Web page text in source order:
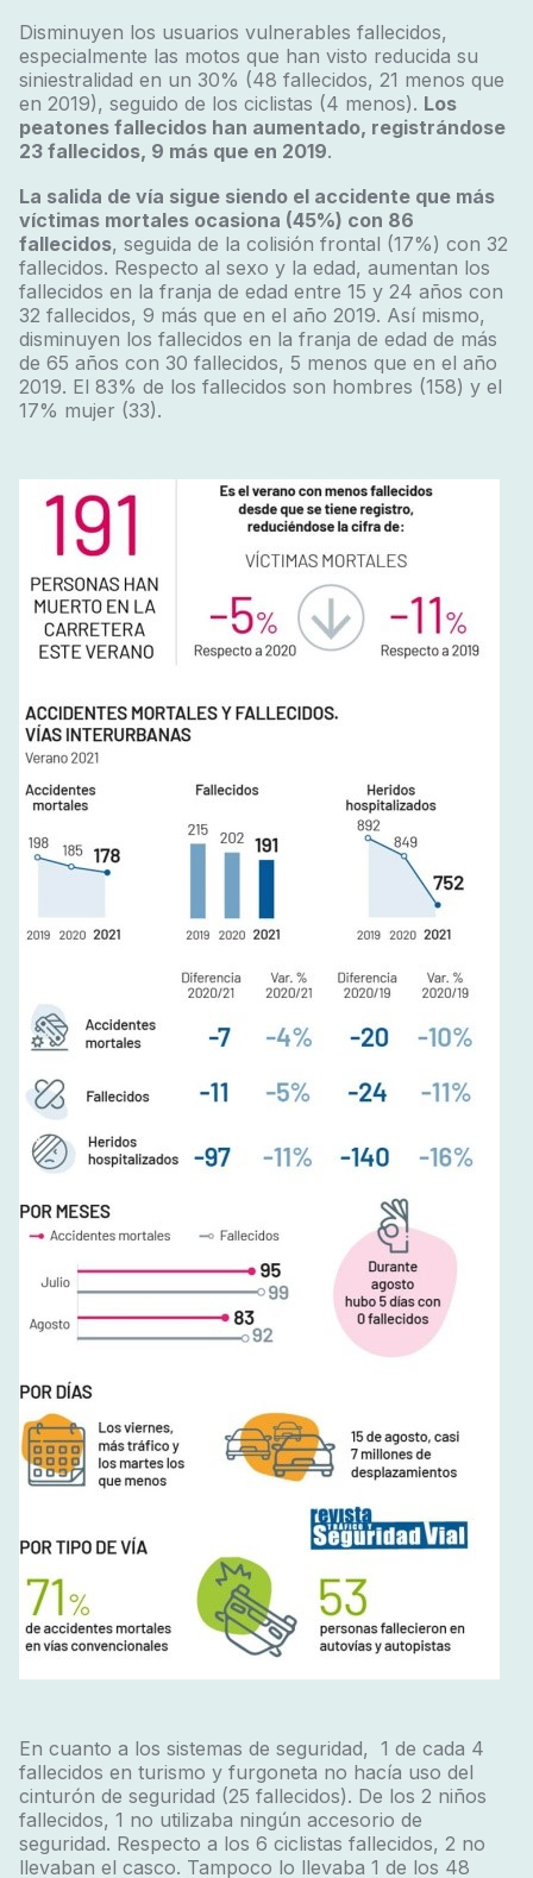
Disminuyen los usuarios vulnerables fallecidos,
especialmente las motos que han visto reducida su
siniestralidad en un 30% (48 fallecidos, 21 menos que
en 2019), seguido de los ciclistas (4 menos). Los
peatones fallecidos han aumentado, registrándose
23 fallecidos, 9 más que en 2019.
La salida de vía sigue siendo el accidente que más
víctimas mortales ocasiona (45%) con 86
fallecidos, seguida de la colisión frontal (17%) con 32
fallecidos. Respecto al sexo y la edad, aumentan los
fallecidos en la franja de edad entre 15 y 24 años con
32 fallecidos, 9 más que en el año 2019. Así mismo,
disminuyen los fallecidos en la franja de edad de más
de 65 años con 30 fallecidos, 5 menos que en el año
2019. El 83% de los fallecidos son hombres (158) y el
17% mujer (33).
En cuanto a los sistemas de seguridad, 1 de cada 4
fallecidos en turismo y furgoneta no hacía uso del
cinturón de seguridad (25 fallecidos). De los 2 niños
fallecidos, 1 no utilizaba ningún accesorio de
seguridad. Respecto a los 6 ciclistas fallecidos, 2 no
llevaban el casco. Tampoco lo llevaba 1 de los 48